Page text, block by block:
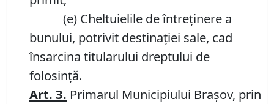
(e) Cheltuielile de întreținere a
bunului, potrivit destinației sale, cad
însarcina titularului dreptului de
folosință.
Art. 3. Primarul Municipiului Brașov, prin